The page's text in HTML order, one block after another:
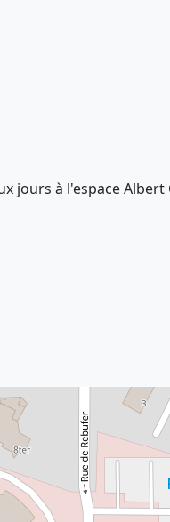
jours à l'espace Albert